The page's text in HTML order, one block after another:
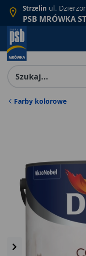
Strzelin ul.
PSB MRÓWKA
Farby kolorowe